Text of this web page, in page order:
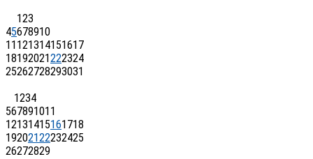
123
45678910
11 121314151617
18192021222324
25262728293031
1234
567891011
12131415161718
19202122232425
26272829